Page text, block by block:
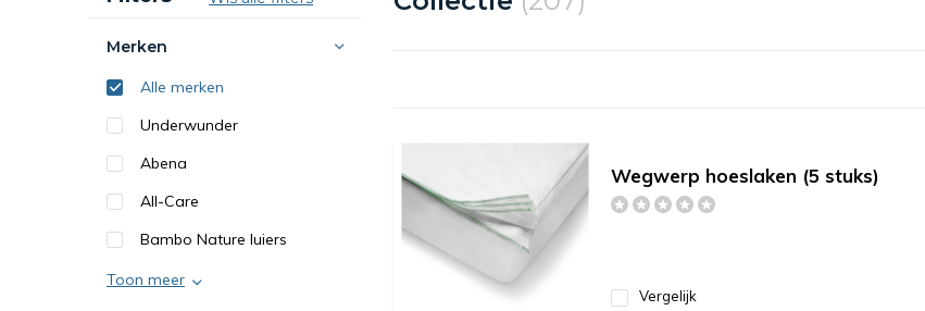
Wegwerp hoeslaken (5 stuks)
Vergelijk
Merken
Alle merken
Underwunder
Abena
All-Care
Bambo Nature luiers
Toon meer